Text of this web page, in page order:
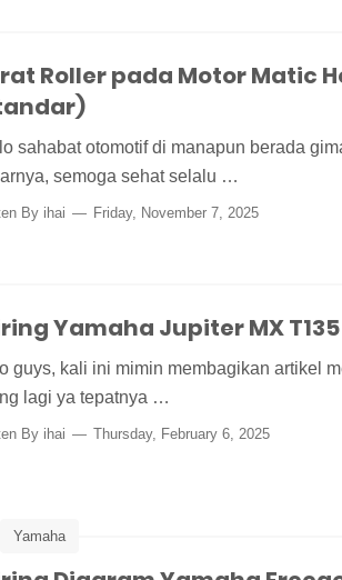
Roller pada Motor Matic
sahabat otomotif di manapun berada
semoga sehat selalu …
By ihai Friday, November 7, 2025
Yamaha Jupiter MX T135
guys, kali ini mimin membagikan artikel
lagi ya tepatnya …
By ihai Thursday, February 6, 2025
Yamaha